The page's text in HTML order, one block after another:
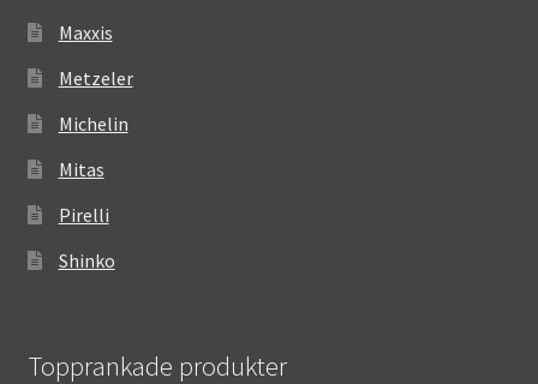
Maxxis
Metzeler
Michelin
Mitas
Pirelli
Shinko
Topprankade produkter